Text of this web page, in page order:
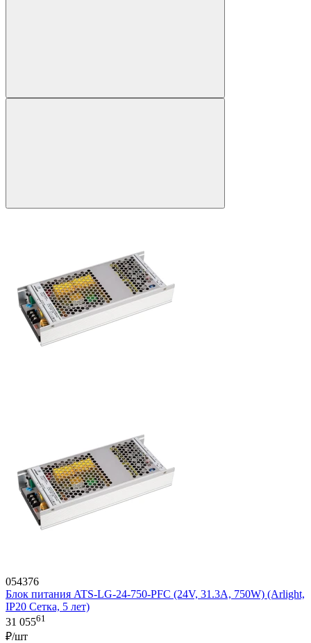
054376
Блок питания ATS-LG-24-750-PFC (24V, 31.3A, 750W) (Arlight,
IP20 Сетка, 5 лет)
31 05561
₽/шт